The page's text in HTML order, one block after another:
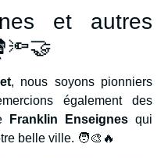
et autres
, nous soyons pionniers
également des
Franklin Enseignes qui
belle ville. 🧑‍🎨🔥